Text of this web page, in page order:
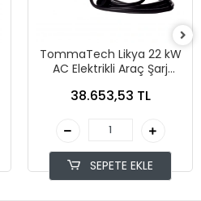
TommaTech Likya 22 kW
AC Elektrikli Araç Şarj
38.653,53 TL
SEPETE EKLE